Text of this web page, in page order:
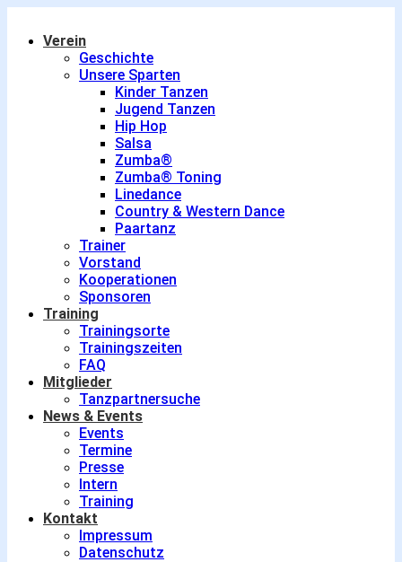
Verein
Geschichte
Unsere Sparten
Kinder Tanzen
Jugend Tanzen
Hip Hop
Salsa
Zumba®
Zumba® Toning
Linedance
Country & Western Dance
Paartanz
Trainer
Vorstand
Kooperationen
Sponsoren
Training
Trainingsorte
Trainingszeiten
FAQ
Mitglieder
Tanzpartnersuche
News & Events
Events
Termine
Presse
Intern
Training
Kontakt
Impressum
Datenschutz